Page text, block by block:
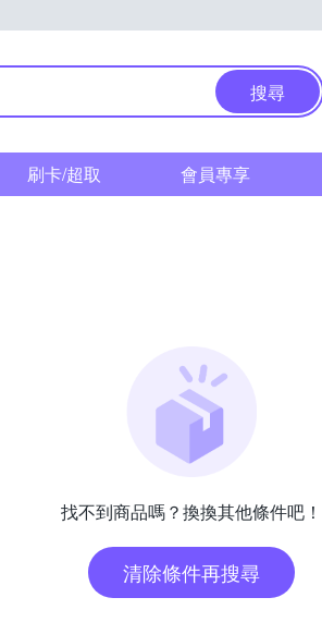
搜尋
刷卡/超取 會員專享
找不到商品嗎？換換其他條件吧！
清除條件再搜尋